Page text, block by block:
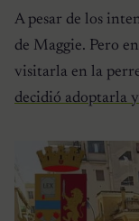
A pesar de los
de Maggie. Pero
visitarla en la
decidió adoptarla